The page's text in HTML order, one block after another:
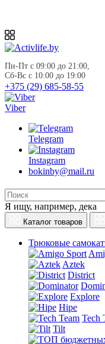
Пн-Пт с 09:00 до 21:00,
Сб-Вс с 10:00 до 19:00
+375 (29) 685-58-55
Viber
Telegram
Instagram
bokinby@mail.ru
Я ищу, например, дека
Каталог товаров
Трюковые
Aztek
District
Explore
Hipe
Tech
Tilt